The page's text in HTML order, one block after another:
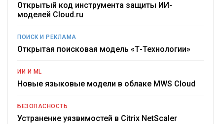
Открытый код инструмента защиты ИИ-
моделей Cloud.ru
ПОИСК И РЕКЛАМА
Открытая поисковая модель «Т-Технологии»
ИИ И ML
Новые языковые модели в облаке MWS Cloud
БЕЗОПАСНОСТЬ
Устранение уязвимостей в Citrix NetScaler